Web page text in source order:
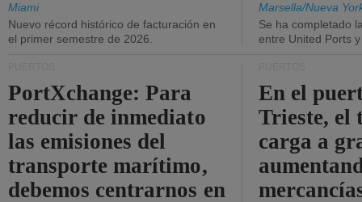
Miami
Nuevo récord histórico de facturación en
el primer semestre de 2026.
Marsella/Nueva
Se ha completado
entre United Ports
PortXchange: Para
reducir de inmediato
las emisiones del
transporte marítimo,
debemos centrarnos en
En el
Trieste, el
carga a